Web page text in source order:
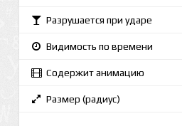
Разрушается при ударе
Видимость по времени
Содержит анимацию
Размер (радиус)